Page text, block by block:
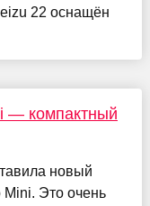
22 оснащён
— компактный
новый
Это очень